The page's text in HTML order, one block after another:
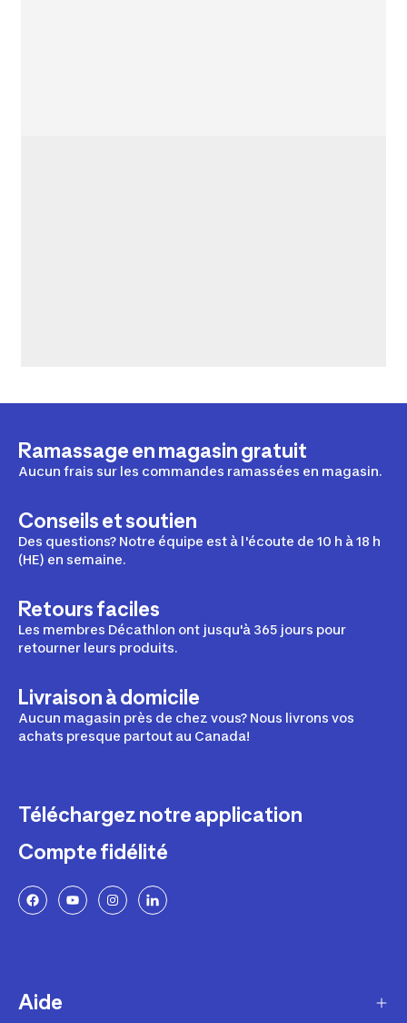
Ramassage en magasin gratuit
Aucun frais sur les commandes ramassées en magasin.
Conseils et soutien
Des questions? Notre équipe est à l'écoute de 10 h à 18 h
(HE) en semaine.
Retours faciles
Les membres Décathlon ont jusqu'à 365 jours pour
retourner leurs produits.
Livraison à domicile
Aucun magasin près de chez vous? Nous livrons vos
achats presque partout au Canada!
Téléchargez notre application
Compte fidélité
Aide